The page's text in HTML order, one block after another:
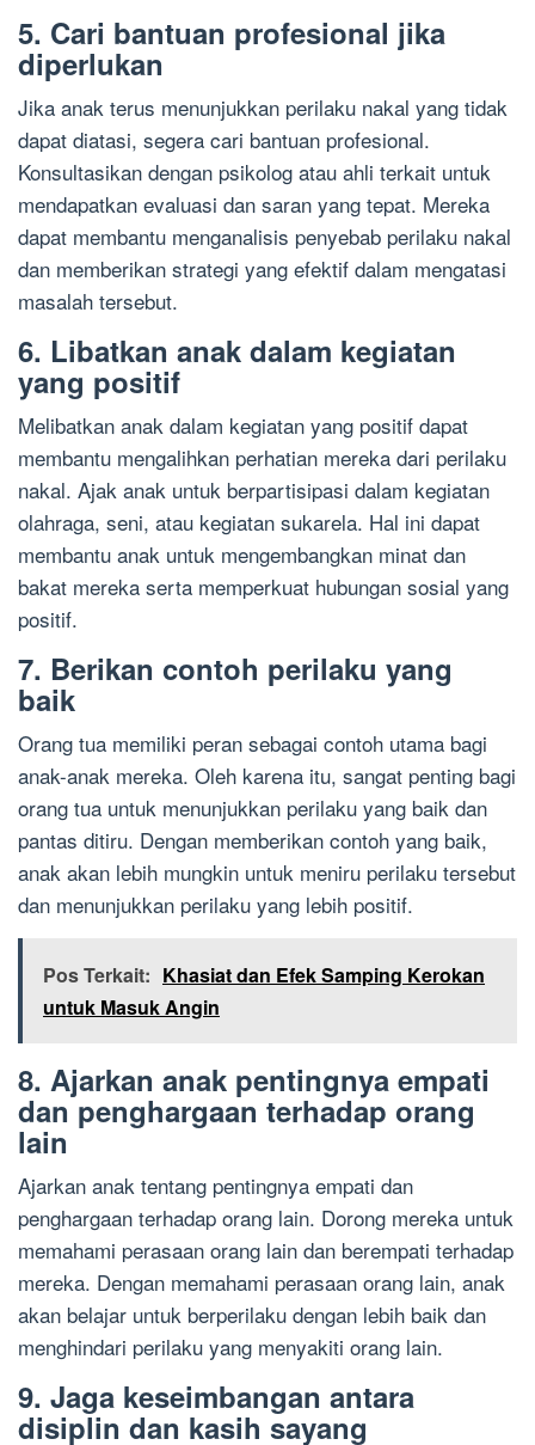
5. Cari bantuan profesional jika
diperlukan
Jika anak terus menunjukkan perilaku nakal yang tidak
dapat diatasi, segera cari bantuan profesional.
Konsultasikan dengan psikolog atau ahli terkait untuk
mendapatkan evaluasi dan saran yang tepat. Mereka
dapat membantu menganalisis penyebab perilaku nakal
dan memberikan strategi yang efektif dalam mengatasi
masalah tersebut.
6. Libatkan anak dalam kegiatan
yang positif
Melibatkan anak dalam kegiatan yang positif dapat
membantu mengalihkan perhatian mereka dari perilaku
nakal. Ajak anak untuk berpartisipasi dalam kegiatan
olahraga, seni, atau kegiatan sukarela. Hal ini dapat
membantu anak untuk mengembangkan minat dan
bakat mereka serta memperkuat hubungan sosial yang
positif.
7. Berikan contoh perilaku yang
baik
Orang tua memiliki peran sebagai contoh utama bagi
anak-anak mereka. Oleh karena itu, sangat penting bagi
orang tua untuk menunjukkan perilaku yang baik dan
pantas ditiru. Dengan memberikan contoh yang baik,
anak akan lebih mungkin untuk meniru perilaku tersebut
dan menunjukkan perilaku yang lebih positif.
Pos Terkait: Khasiat dan Efek Samping Kerokan
untuk Masuk Angin
8. Ajarkan anak pentingnya empati
dan penghargaan terhadap orang
lain
Ajarkan anak tentang pentingnya empati dan
penghargaan terhadap orang lain. Dorong mereka untuk
memahami perasaan orang lain dan berempati terhadap
mereka. Dengan memahami perasaan orang lain, anak
akan belajar untuk berperilaku dengan lebih baik dan
menghindari perilaku yang menyakiti orang lain.
9. Jaga keseimbangan antara
disiplin dan kasih sayang